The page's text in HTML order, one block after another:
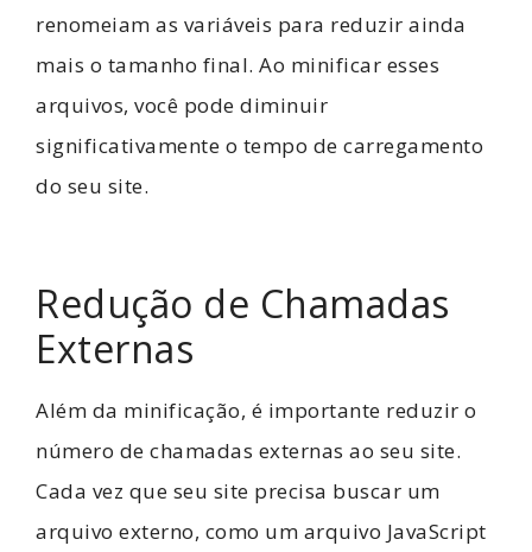
renomeiam as variáveis para reduzir ainda
mais o tamanho final. Ao minificar esses
arquivos, você pode diminuir
significativamente o tempo de carregamento
do seu site.
Redução de Chamadas
Externas
Além da minificação, é importante reduzir o
número de chamadas externas ao seu site.
Cada vez que seu site precisa buscar um
arquivo externo, como um arquivo JavaScript